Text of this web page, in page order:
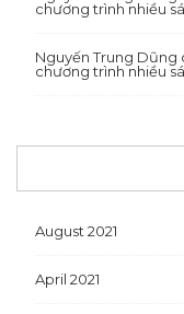
chương trình nhiều
Nguyến Trung Dũng
chương trình nhiều
August 2021
April 2021